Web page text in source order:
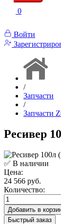
0
Войти
/
Запчасти
/
Запчасти
Ресивер
✅ В наличии
Цена:
24 566 руб.
Количество:
Добавить в
Быстрый заказ